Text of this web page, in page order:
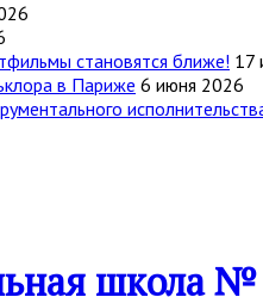
становятся ближе! 17
в Париже 6 июня 2026
школа №